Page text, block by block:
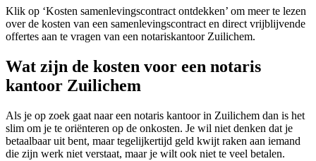
Klik op ‘Kosten samenlevingscontract ontdekken’ om meer te lezen
over de kosten van een samenlevingscontract en direct vrijblijvende
offertes aan te vragen van een notariskantoor Zuilichem.
Wat zijn de kosten voor een notaris
kantoor Zuilichem
Als je op zoek gaat naar een notaris kantoor in Zuilichem dan is het
slim om je te oriënteren op de onkosten. Je wil niet denken dat je
betaalbaar uit bent, maar tegelijkertijd geld kwijt raken aan iemand
die zijn werk niet verstaat, maar je wilt ook niet te veel betalen.